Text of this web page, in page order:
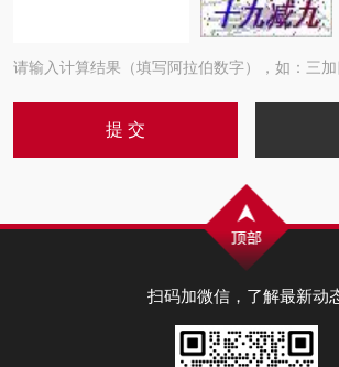
请输入计算结果（填写阿拉伯数字），如：三
扫码加微信，了解最新动